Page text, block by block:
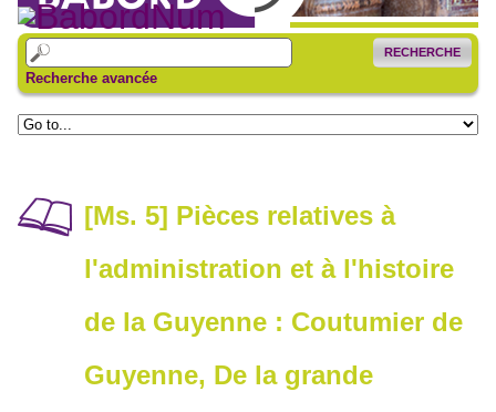
RECHERCHE
Recherche avancée
[Ms. 5] Pièces relatives à
l'administration et à l'histoire
de la Guyenne : Coutumier de
Guyenne, De la grande